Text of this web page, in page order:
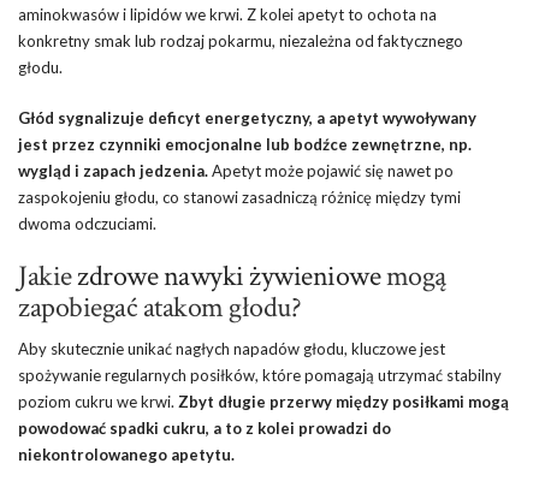
aminokwasów i lipidów we krwi. Z kolei apetyt to ochota na
konkretny smak lub rodzaj pokarmu, niezależna od faktycznego
głodu.
Głód sygnalizuje deficyt energetyczny, a apetyt wywoływany
jest przez czynniki emocjonalne lub bodźce zewnętrzne, np.
wygląd i zapach jedzenia.Apetyt może pojawić się nawet po
zaspokojeniu głodu, co stanowi zasadniczą różnicę między tymi
dwoma odczuciami.
Jakiezdrowe nawyki żywieniowemogą
zapobiegać atakom głodu?
Aby skutecznie unikać nagłych napadów głodu, kluczowe jest
spożywanie regularnych posiłków, które pomagają utrzymać stabilny
poziom cukru we krwi. Zbyt długie przerwy między posiłkami mogą
powodować spadki cukru, a to z kolei prowadzi do
niekontrolowanego apetytu.